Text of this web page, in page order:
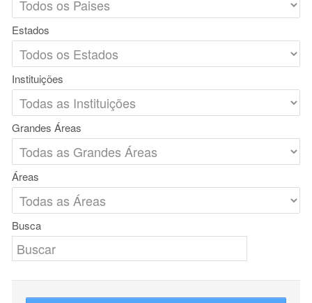
Estados
Instituições
Grandes Áreas
Áreas
Busca